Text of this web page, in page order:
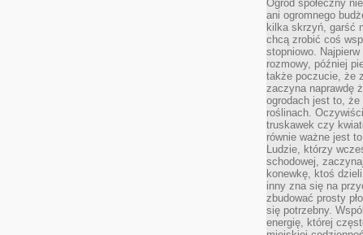
Ogród społeczny
ani ogromnego
kilka skrzyń, garść
chcą zrobić coś
stopniowo.
rozmowy, później
także poczucie, że
zaczyna naprawdę
ogrodach jest to, że
roślinach.
truskawek czy
równie ważne jest
Ludzie, którzy
schodowej,
konewkę, ktoś
inny zna się na
zbudować prosty
się potrzebny.
energię, której